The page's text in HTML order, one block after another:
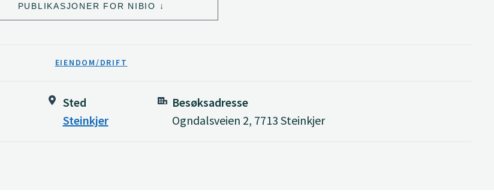
PUBLIKASJONER FOR NIBIO
EIENDOM/DRIFT
Sted
Steinkjer
Besøksadresse
Ogndalsveien 2, 7713 Steinkjer